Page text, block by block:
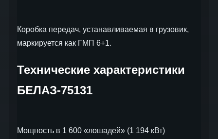
Коробка передач, устанавливаемая в грузовик,
маркируется как ГМП 6+1.
Технические характеристики
БЕЛАЗ-75131
Мощность в 1 600 «лошадей» (1 194 кВт)